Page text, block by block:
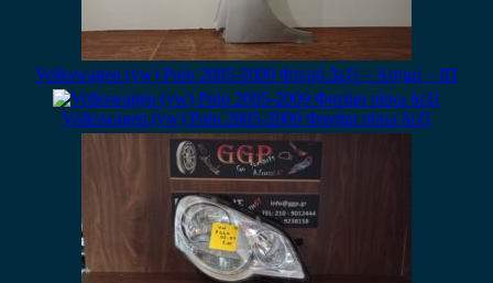
Volkswagen (vw) Polo 2005-2009 Φτερό Δεξί – Ασημί – ΙΠ
Volkswagen (vw) Polo 2005-2009 Φανάρι πίσω δεξί